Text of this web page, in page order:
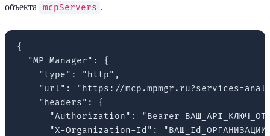
объекта
mcpServers .
{
  "MP Manager": {
    "type": "http",
"url": "https://
    "headers": {
"Authorization": "Bearer
"X-Organization-Id":